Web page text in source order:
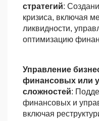
стратегий:
кризиса, включая
ликвидности,
оптимизацию
Управление
финансовых или
сложностей:
финансовых и
включая